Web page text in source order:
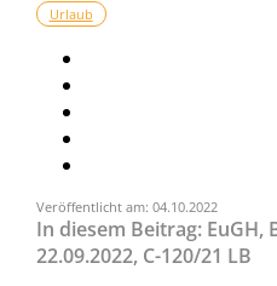
Urlaub
Veröffentlicht am: 04.10.2022
In diesem Beitrag: EuGH,
22.09.2022, C-120/21 LB